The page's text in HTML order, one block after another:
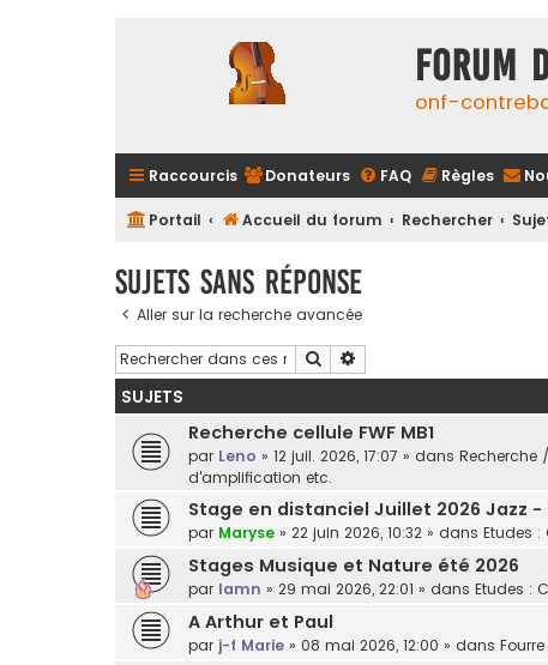
FORUM
onf-
Raccourcis Donateurs FAQ Règles
Portail Accueil du forum Rechercher
Sujets sans réponse
Aller sur la recherche avancée
Rechercher
SUJETS
Recherche cellule FWF MB1
par Leno » 12 juil. 2026, 17:07 » dans Recherche
d'amplification etc.
Stage en distanciel Juillet 2026 Jazz
par Maryse » 22 juin 2026, 10:32 » dans Etudes
Stages Musique et Nature été 2026
par lamn » 29 mai 2026, 22:01 » dans Etudes :
A Arthur et Paul
par j-f Marie » 08 mai 2026, 12:00 » dans